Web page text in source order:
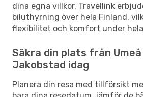
dina egna villkor. Travellink
biluthyrning över hela Finland,
flexibilitet och komfort under
Säkra din plats från
Jakobstad idag
Planera din resa med tillförsikt